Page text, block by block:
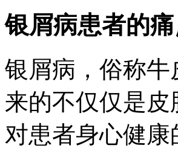
银屑病患者的
银屑病，俗称
来的不仅仅是
对患者身心健